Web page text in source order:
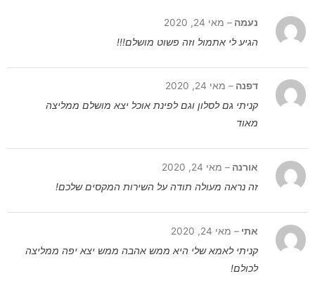
נעמה – מאי 24, 2020
הגיע לי אתמול וזה פשוט מושלם!!!
דפנה – מאי 24, 2020
קניתי גם לסלון וגם לפינת אוכל יצא מושלם ממליצה
מאוד
אורנה – מאי 24, 2020
זה נראה מעולה תודה על השירות המקסים שלכם!
אתי – מאי 24, 2020
קניתי לאמא שלי היא ממש אהבה ממש יצא יפה ממליצה
לכולם!